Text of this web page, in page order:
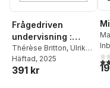
Frågedriven
undervisning :
Metodik för
undersökande
arbetssätt i
Thérèse Britton, Ulrik
Holmberg,Maria
Johansson
Häftad, 2025
391 kr
4,0